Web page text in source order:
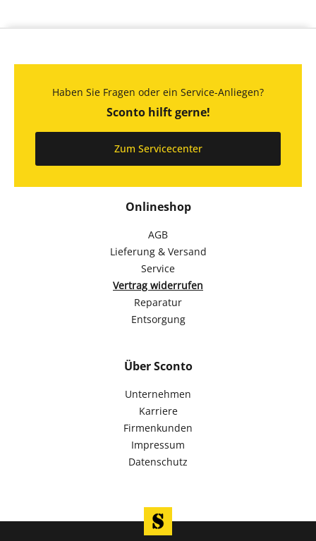
Onlineshop
AGB
Lieferung & Versand
Service
Vertrag widerrufen
Reparatur
Entsorgung
Über Sconto
Unternehmen
Karriere
Firmenkunden
Impressum
Datenschutz
Haben Sie Fragen oder ein Service-Anliegen?
Sconto hilft gerne!
Zum Servicecenter